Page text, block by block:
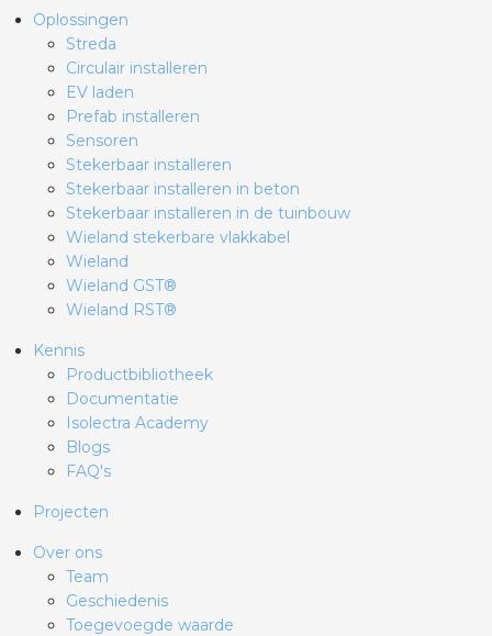
Oplossingen
Streda
Circulair installeren
EV laden
Prefab installeren
Sensoren
Stekerbaar installeren
Stekerbaar installeren in beton
Stekerbaar installeren in de tuinbouw
Wieland stekerbare vlakkabel
Wieland
Wieland GST®
Wieland RST®
Kennis
Productbibliotheek
Documentatie
Isolectra Academy
Blogs
FAQ's
Projecten
Over ons
Team
Geschiedenis
Toegevoegde waarde